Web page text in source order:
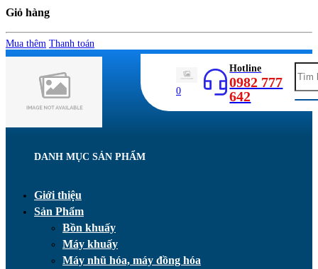
Giỏ hàng
Mua thêm Thanh toán
0
Hotline
0982 777
642
DANH MỤC SẢN PHẨM
Giới thiệu
Sản Phẩm
Bồn khuấy
Máy khuấy
Máy nhũ hóa, máy đồng hóa